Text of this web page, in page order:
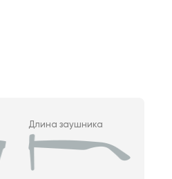
Длина заушника